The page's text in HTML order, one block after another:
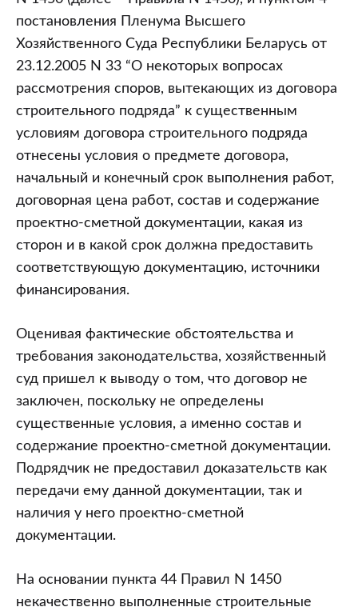
постановления Пленума Высшего
Хозяйственного Суда Республики Беларусь от
23.12.2005 N 33 “О некоторых вопросах
рассмотрения споров, вытекающих из договора
строительного подряда” к существенным
условиям договора строительного подряда
отнесены условия о предмете договора,
начальный и конечный срок выполнения работ,
договорная цена работ, состав и содержание
проектно-сметной документации, какая из
сторон и в какой срок должна предоставить
соответствующую документацию, источники
финансирования.
Оценивая фактические обстоятельства и
требования законодательства, хозяйственный
суд пришел к выводу о том, что договор не
заключен, поскольку не определены
существенные условия, а именно состав и
содержание проектно-сметной документации.
Подрядчик не предоставил доказательств как
передачи ему данной документации, так и
наличия у него проектно-сметной
документации.
На основании пункта 44 Правил N 1450
некачественно выполненные строительные